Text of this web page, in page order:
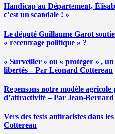
Handicap au Département,
c’est un scandale ! »
Le député Guillaume Garot
« recentrage politique » ?
« Surveiller » ou « protéger » ,
libertés – Par Léonard Cottereau
Repensons notre modèle
d’attractivité – Par Jean-
Vers des tests antiracistes dans
Cottereau